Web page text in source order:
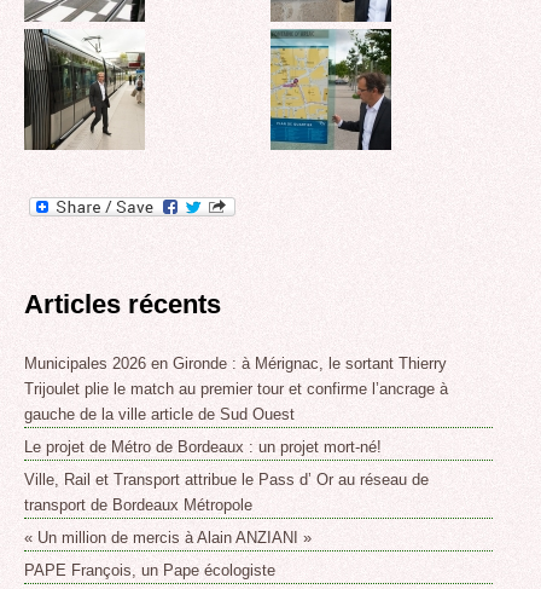
Articles récents
Municipales 2026 en Gironde : à Mérignac, le sortant Thierry
Trijoulet plie le match au premier tour et confirme l’ancrage à
gauche de la ville article de Sud Ouest
Le projet de Métro de Bordeaux : un projet mort-né!
Ville, Rail et Transport attribue le Pass d’ Or au réseau de
transport de Bordeaux Métropole
« Un million de mercis à Alain ANZIANI »
PAPE François, un Pape écologiste